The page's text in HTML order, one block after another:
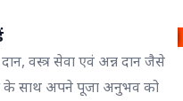
वस्त्र सेवा एवं अन्न दान जैसे
साथ अपने पूजा अनुभव को